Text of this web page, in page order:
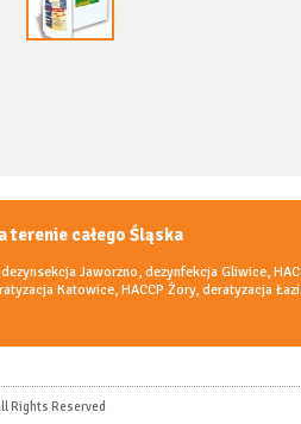
terenie całego Śląska
dezynsekcja Jaworzno, dezynfekcja Gliwice,
Katowice, HACCP Żory, deratyzacja
Rights Reserved